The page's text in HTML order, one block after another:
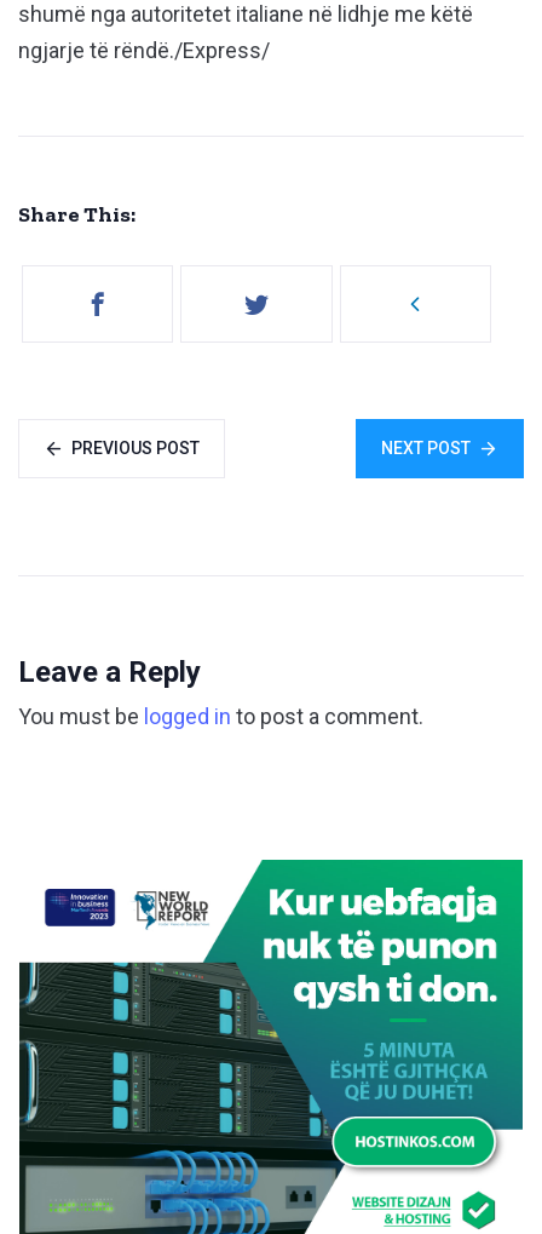
shumë nga autoritetet italiane në lidhje me këtë
ngjarje të rëndë./Express/
Share This:
PREVIOUS POST NEXT POST
Leave a Reply
You must be logged in to post a comment.